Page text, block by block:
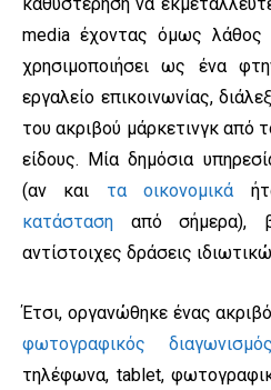
καθυστέρηση να
media έχοντας όμως λάθος
χρησιμοποιήσει ως ένα
εργαλείο επικοινωνίας,
του ακριβού μάρκετινγκ από
είδους. Μία δημόσια
(αν και τα οικονομικά
κατάσταση από σήμερα),
αντίστοιχες δράσεις
Έτσι, οργανώθηκε ένας
φωτογραφικός διαγωνισμός
τηλέφωνα, tablet,